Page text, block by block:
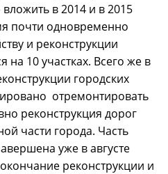
в 2014 и в 2015
почти одновременно
и реконструкции
на 10 участках. Всего же в
городских
отремонтировать
реконструкция дорог
части города. Часть
уже в августе
реконструкции и